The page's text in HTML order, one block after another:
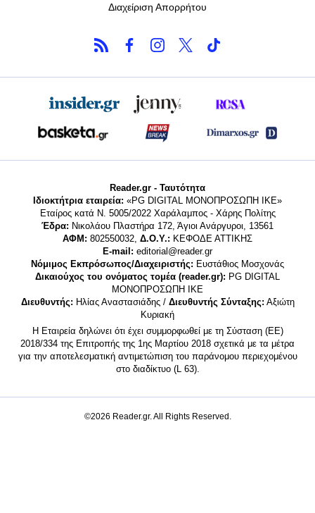
Διαχείριση Απορρήτου
Reader.gr - Ταυτότητα
Ιδιοκτήτρια εταιρεία: «PG DIGITAL MONΟΠΡΟΣΩΠΗ ΙΚΕ»
Εταίρος κατά Ν. 5005/2022 Χαράλαμπος - Χάρης Πολίτης
Έδρα: Νικολάου Πλαστήρα 172, Άγιοι Ανάργυροι, 13561
ΑΦΜ: 802550032, Δ.Ο.Υ.: ΚΕΦΟΔΕ ΑΤΤΙΚΗΣ
E-mail: editorial@reader.gr
Νόμιμος Εκπρόσωπος/Διαχειριστής: Ευστάθιος Μοσχονάς
Δικαιούχος του ονόματος τομέα (reader.gr): PG DIGITAL
MONΟΠΡΟΣΩΠΗ ΙΚΕ
Διευθυντής: Ηλίας Αναστασιάδης / Διευθυντής Σύνταξης: Αξιώτη
Κυριακή
Η Εταιρεία δηλώνει ότι έχει συμμορφωθεί με τη Σύσταση (ΕΕ)
2018/334 της Επιτροπής της 1ης Μαρτίου 2018 σχετικά με τα μέτρα
για την αποτελεσματική αντιμετώπιση του παράνομου περιεχομένου
στο διαδίκτυο (L 63).
©2026 Reader.gr. All Rights Reserved.